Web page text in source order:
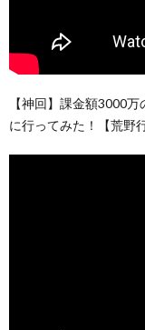
【神回】課金額3000
に行ってみた！【荒野